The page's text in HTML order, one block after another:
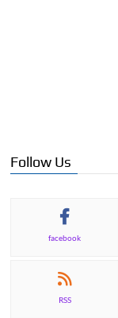
Follow Us
facebook
RSS